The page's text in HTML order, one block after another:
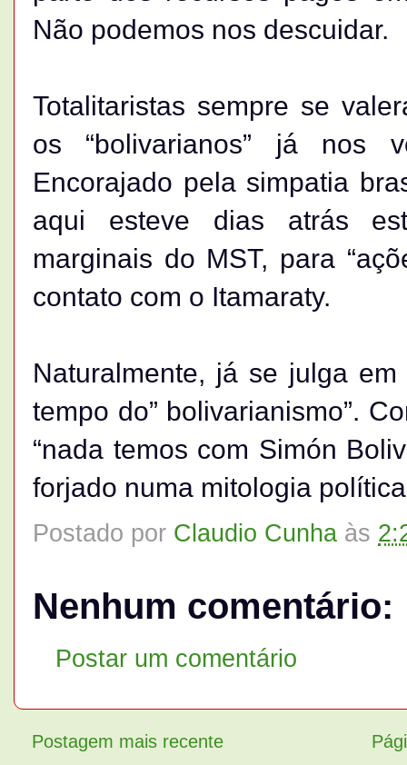
Não podemos nos descuidar.
Totalitaristas sempre se
os “bolivarianos” já nos
Encorajado pela simpatia
aqui esteve dias atrás
marginais do MST, para
contato com o Itamaraty.
Naturalmente, já se julga
tempo do” bolivarianismo”.
“nada temos com Simón
forjado numa mitologia
Postado por Claudio Cunha às
Nenhum comentário:
Postar um comentário
Postagem mais recente